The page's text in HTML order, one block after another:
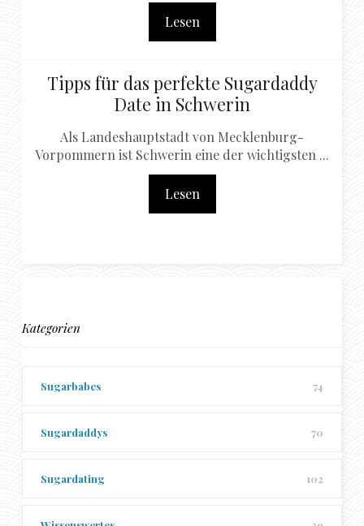
Lesen
Tipps für das perfekte Sugardaddy
Date in Schwerin
Als Landeshauptstadt von Mecklenburg-
Vorpommern ist Schwerin eine der wichtigsten ...
Lesen
Kategorien
Sugarbabes 74
Sugardaddys 70
Sugardating 102